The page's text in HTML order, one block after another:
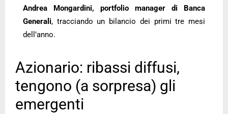
Andrea Mongardini, portfolio manager di Banca
Generali, tracciando un bilancio dei primi tre mesi
dell’anno.
Azionario: ribassi diffusi,
tengono (a sorpresa) gli
emergenti